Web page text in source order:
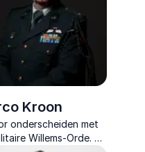
worden buitengesloten.
Kroon
onderscheiden met
Willems‑Orde. Hij